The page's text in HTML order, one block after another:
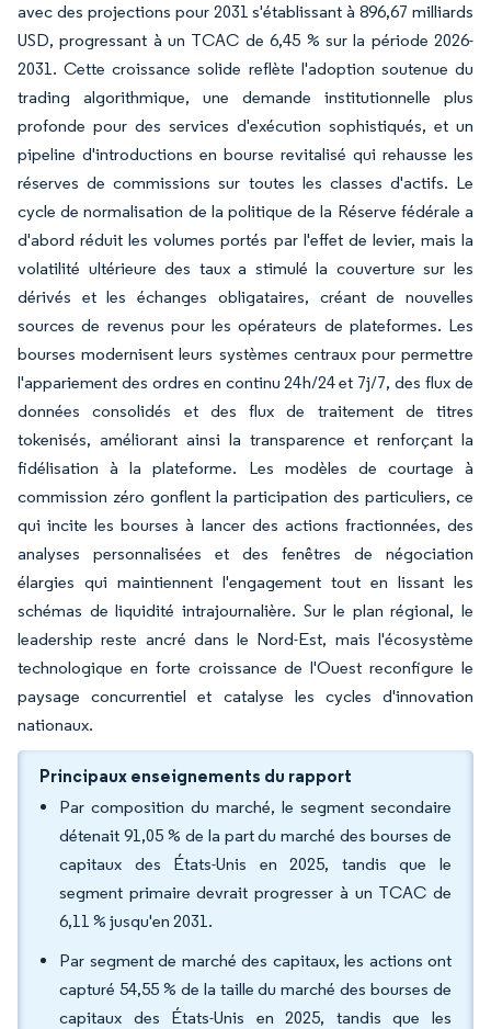
avec des projections pour 2031 s'établissant à 896,67 milliards
USD, progressant à un TCAC de 6,45 % sur la période 2026-
2031. Cette croissance solide reflète l'adoption soutenue du
trading algorithmique, une demande institutionnelle plus
profonde pour des services d'exécution sophistiqués, et un
pipeline d'introductions en bourse revitalisé qui rehausse les
réserves de commissions sur toutes les classes d'actifs. Le
cycle de normalisation de la politique de la Réserve fédérale a
d'abord réduit les volumes portés par l'effet de levier, mais la
volatilité ultérieure des taux a stimulé la couverture sur les
dérivés et les échanges obligataires, créant de nouvelles
sources de revenus pour les opérateurs de plateformes. Les
bourses modernisent leurs systèmes centraux pour permettre
l'appariement des ordres en continu 24h/24 et 7j/7, des flux de
données consolidés et des flux de traitement de titres
tokenisés, améliorant ainsi la transparence et renforçant la
fidélisation à la plateforme. Les modèles de courtage à
commission zéro gonflent la participation des particuliers, ce
qui incite les bourses à lancer des actions fractionnées, des
analyses personnalisées et des fenêtres de négociation
élargies qui maintiennent l'engagement tout en lissant les
schémas de liquidité intrajournalière. Sur le plan régional, le
leadership reste ancré dans le Nord-Est, mais l'écosystème
technologique en forte croissance de l'Ouest reconfigure le
paysage concurrentiel et catalyse les cycles d'innovation
nationaux.
Principaux enseignements du rapport
Par composition du marché, le segment secondaire
détenait 91,05 % de la part du marché des bourses de
capitaux des États-Unis en 2025, tandis que le
segment primaire devrait progresser à un TCAC de
6,11 % jusqu'en 2031.
Par segment de marché des capitaux, les actions ont
capturé 54,55 % de la taille du marché des bourses de
capitaux des États-Unis en 2025, tandis que les